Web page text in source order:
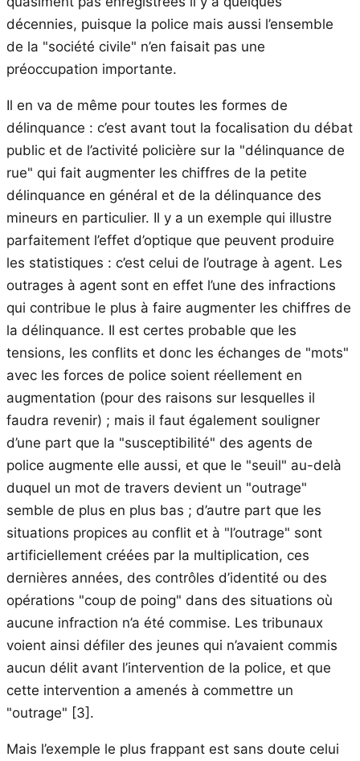
décennies, puisque la police mais aussi l’ensemble
de la "société civile" n’en faisait pas une
préoccupation importante.
Il en va de même pour toutes les formes de
délinquance : c’est avant tout la focalisation du débat
public et de l’activité policière sur la "délinquance de
rue" qui fait augmenter les chiffres de la petite
délinquance en général et de la délinquance des
mineurs en particulier. Il y a un exemple qui illustre
parfaitement l’effet d’optique que peuvent produire
les statistiques : c’est celui de l’outrage à agent. Les
outrages à agent sont en effet l’une des infractions
qui contribue le plus à faire augmenter les chiffres de
la délinquance. Il est certes probable que les
tensions, les conflits et donc les échanges de "mots"
avec les forces de police soient réellement en
augmentation (pour des raisons sur lesquelles il
faudra revenir) ; mais il faut également souligner
d’une part que la "susceptibilité" des agents de
police augmente elle aussi, et que le "seuil" au-delà
duquel un mot de travers devient un "outrage"
semble de plus en plus bas ; d’autre part que les
situations propices au conflit et à "l’outrage" sont
artificiellement créées par la multiplication, ces
dernières années, des contrôles d’identité ou des
opérations "coup de poing" dans des situations où
aucune infraction n’a été commise. Les tribunaux
voient ainsi défiler des jeunes qui n’avaient commis
aucun délit avant l’intervention de la police, et que
cette intervention a amenés à commettre un
"outrage" [3] .
Mais l’exemple le plus frappant est sans doute celui